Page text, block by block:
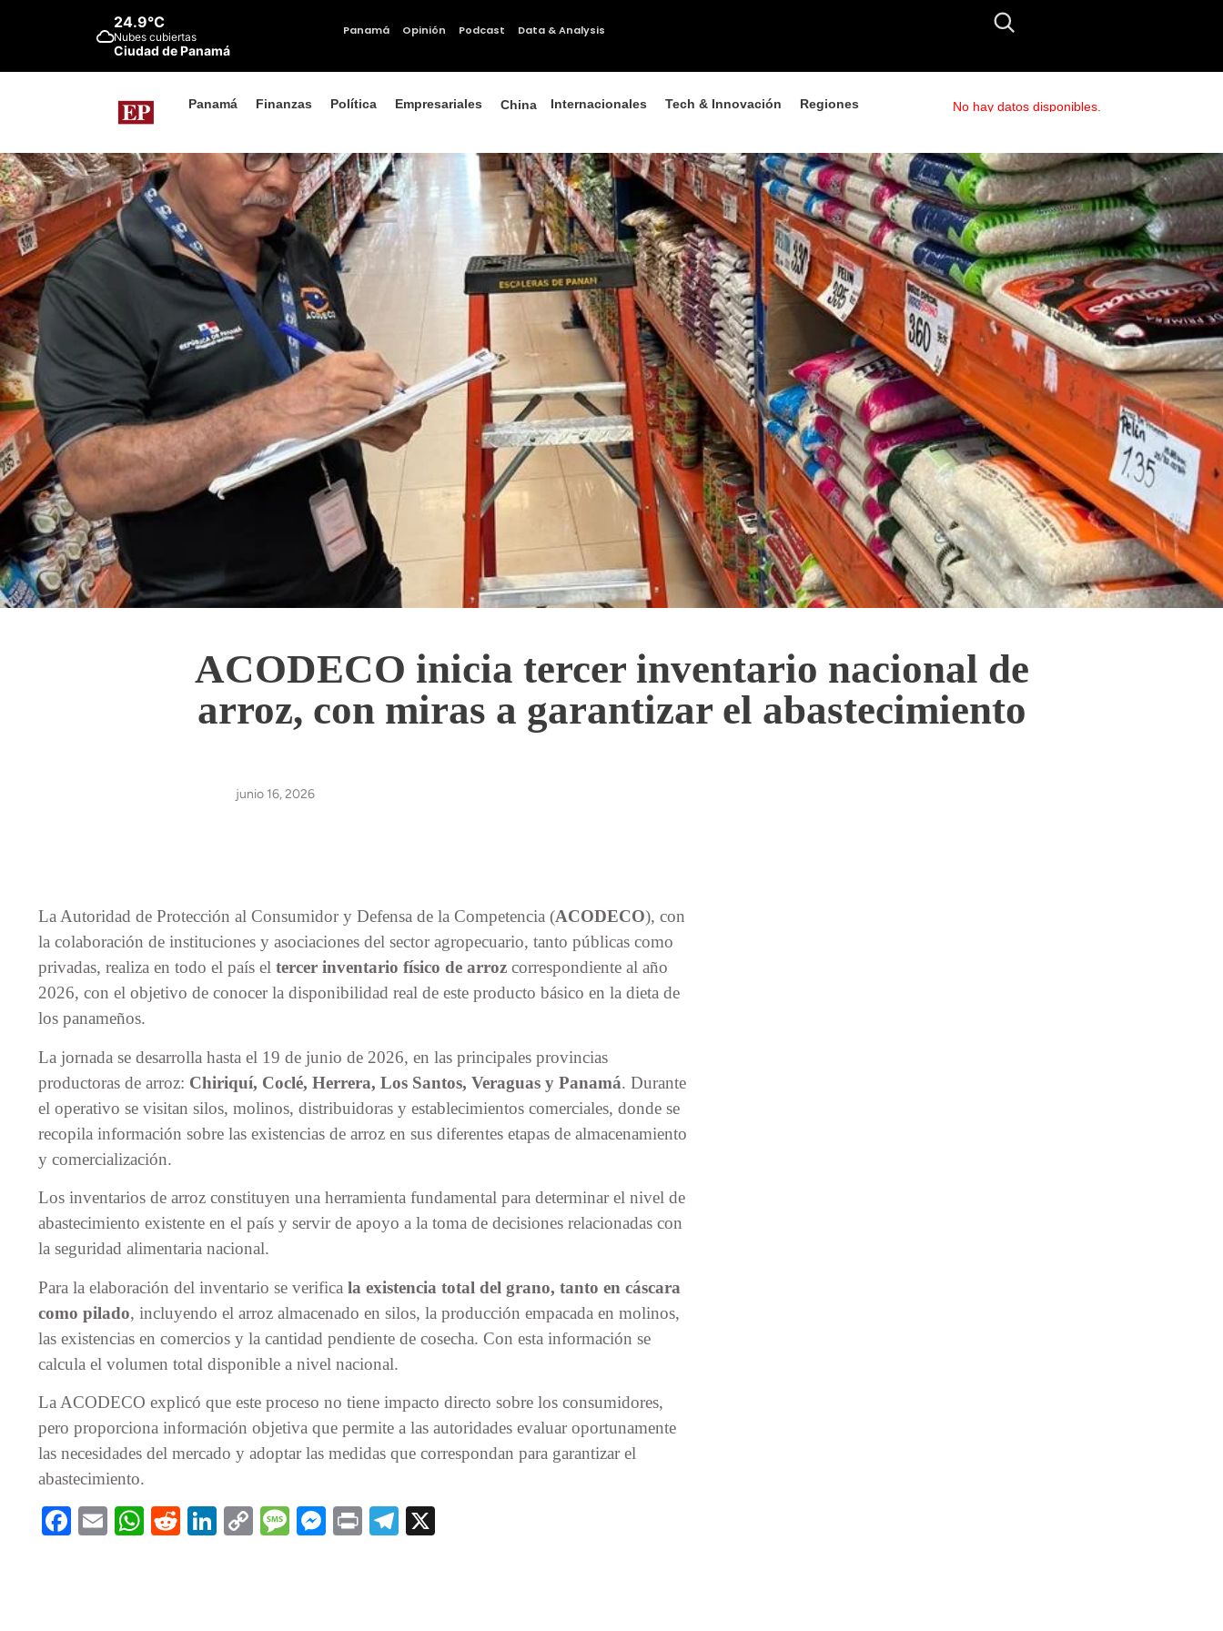
24.9°C
Nubes cubiertas
Ciudad de Panamá
Panamá Opinión Podcast Data & Analysis
Panamá Finanzas Política Empresariales China Internacionales Tech & Innovación Regiones No hay datos disponibles.
ACODECO inicia tercer inventario nacional de
arroz, con miras a garantizar el abastecimiento
junio 16, 2026
La Autoridad de Protección al Consumidor y Defensa de la Competencia (ACODECO), con
la colaboración de instituciones y asociaciones del sector agropecuario, tanto públicas como
privadas, realiza en todo el país el tercer inventario físico de arroz correspondiente al año
2026, con el objetivo de conocer la disponibilidad real de este producto básico en la dieta de
los panameños.
La jornada se desarrolla hasta el 19 de junio de 2026, en las principales provincias
productoras de arroz: Chiriquí, Coclé, Herrera, Los Santos, Veraguas y Panamá. Durante
el operativo se visitan silos, molinos, distribuidoras y establecimientos comerciales, donde se
recopila información sobre las existencias de arroz en sus diferentes etapas de almacenamiento
y comercialización.
Los inventarios de arroz constituyen una herramienta fundamental para determinar el nivel de
abastecimiento existente en el país y servir de apoyo a la toma de decisiones relacionadas con
la seguridad alimentaria nacional.
Para la elaboración del inventario se verifica la existencia total del grano, tanto en cáscara
como pilado, incluyendo el arroz almacenado en silos, la producción empacada en molinos,
las existencias en comercios y la cantidad pendiente de cosecha. Con esta información se
calcula el volumen total disponible a nivel nacional.
La ACODECO explicó que este proceso no tiene impacto directo sobre los consumidores,
pero proporciona información objetiva que permite a las autoridades evaluar oportunamente
las necesidades del mercado y adoptar las medidas que correspondan para garantizar el
abastecimiento.
Facebook
EmailWhatsApp
RedditLinkedIn
CopyMessage
Messenger
PrintTelegram